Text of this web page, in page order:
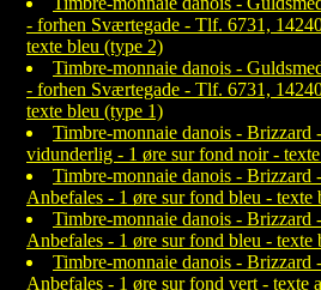
- forhen Sværtegade - Tlf. 6731,
texte bleu (type 2)
Timbre-monnaie danois -
- forhen Sværtegade - Tlf. 6731,
texte bleu (type 1)
Timbre-monnaie danois - Brizzard
vidunderlig - 1 øre sur fond noir -
Timbre-monnaie danois - Brizzard
Anbefales - 1 øre sur fond bleu - texte
Timbre-monnaie danois - Brizzard
Anbefales - 1 øre sur fond bleu - texte
Timbre-monnaie danois - Brizzard
Anbefales - 1 øre sur fond vert - texte